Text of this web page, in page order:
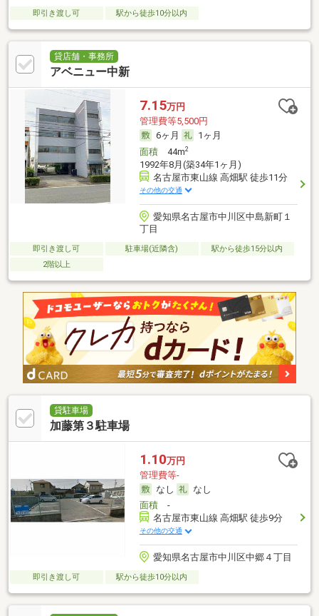
即引き渡し可 駅から徒歩10分以内
貸店舗・事務所
アベニュー中新
7.15万円
管理費等5,500円
6ヶ月
1ヶ月
面積44m2
1992年8月(築34年1ヶ月)
名古屋市東山線 高畑駅 徒歩11分
その他の交通
愛知県名古屋市中川区中島新町１
丁目
即引き渡し可 駐車場(近隣含)
駅から徒歩15分以内
2階以上
貸駐車場
加藤第３駐車場
1.10万円
管理費等-
なし
なし
面積-
名古屋市東山線 高畑駅 徒歩9分
その他の交通
愛知県名古屋市中川区中郷４丁目
即引き渡し可 駅から徒歩10分以内